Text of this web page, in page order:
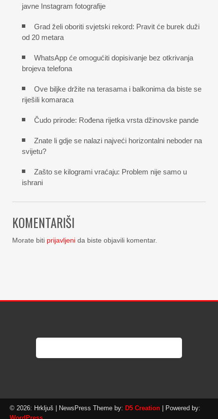
javne Instagram fotografije
Grad želi oboriti svjetski rekord: Pravit će burek duži
od 20 metara
WhatsApp će omogućiti dopisivanje bez otkrivanja
brojeva telefona
Ove biljke držite na terasama i balkonima da biste se
riješili komaraca
Čudo prirode: Rođena rijetka vrsta džinovske pande
Znate li gdje se nalazi najveći horizontalni neboder na
svijetu?
Zašto se kilogrami vraćaju: Problem nije samo u
ishrani
KOMENTARIŠI
Morate biti prijavljeni da biste objavili komentar.
© 2026: Hrkljuš | NewsPress Theme by: D5 Creation | Powered by: